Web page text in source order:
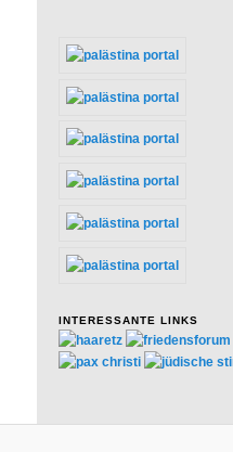
INTERESSANTE LINKS